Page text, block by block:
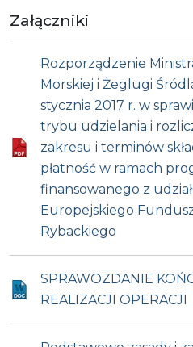
Załączniki
Rozporządzenie
Morskiej i Żeglugi
stycznia 2017 r. w
trybu udzielania i
zakresu i terminów
płatność w ramach
finansowanego z
Europejskiego
Rybackiego
SPRAWOZDANIE
REALIZACJI OPERACJI